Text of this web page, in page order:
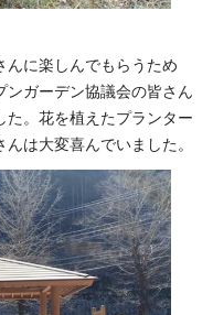
に楽しんでもらうため
ンガーデン協議会の皆さん
た。花を植えたプランター
は大変喜んでいました。